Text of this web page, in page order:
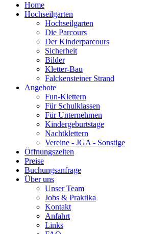
Home
Hochseilgarten
Hochseilgarten
Die Parcours
Der Kinderparcours
Sicherheit
Bilder
Kletter-Bau
Falckensteiner Strand
Angebote
Fun-Klettern
Für Schulklassen
Für Unternehmen
Kindergeburtstage
Nachtklettern
Vereine - JGA - Sonstige
Öffnungszeiten
Preise
Buchungsanfrage
Über uns
Unser Team
Jobs & Praktika
Kontakt
Anfahrt
Links